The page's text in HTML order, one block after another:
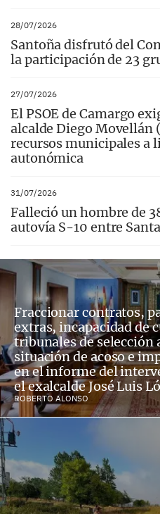
28/07/2026
Santoña disfrutó del
la participación de 23
27/07/2026
El PSOE de Camargo
alcalde Diego Movellán
recursos municipales a
autonómica
31/07/2026
Falleció un hombre de
autovía S-10 entre
Fraccionar contratos,
extras, incapacidad de
tribunales de selección
situación de acoso e
en el informe del
el exalcalde José Luis
ROBERTO ALONSO